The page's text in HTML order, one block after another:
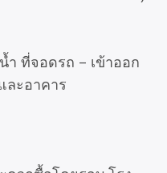
ำ ที่จอดรถ – เข้าออก
ละอาคาร